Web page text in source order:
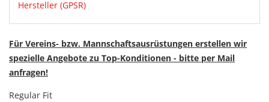
Hersteller (GPSR)
Für Vereins- bzw. Mannschaftsausrüstungen erstellen wir
spezielle Angebote zu Top-Konditionen - bitte per Mail
anfragen!
Regular Fit